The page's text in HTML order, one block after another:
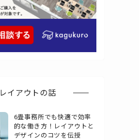
レイアウトの話
6畳事務所でも快適で効率
的な働き方！レイアウトと
デザインのコツを伝授